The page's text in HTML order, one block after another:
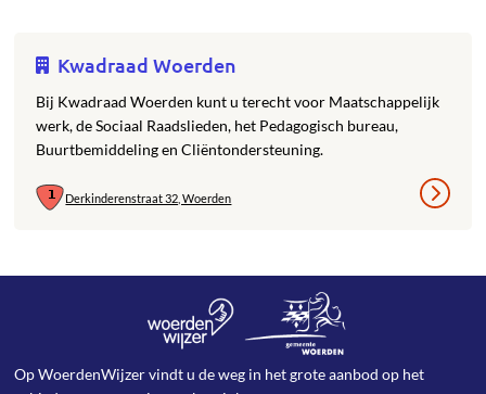
Kwadraad Woerden
Bij Kwadraad Woerden kunt u terecht voor Maatschappelijk
werk, de Sociaal Raadslieden, het Pedagogisch bureau,
Buurtbemiddeling en Cliëntondersteuning.
Derkinderenstraat 32, Woerden
Op WoerdenWijzer vindt u de weg in het grote aanbod op het